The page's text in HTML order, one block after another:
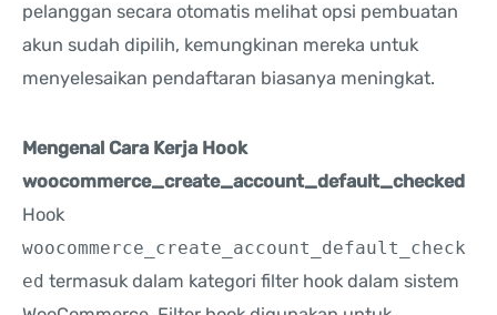
pelanggan secara otomatis melihat opsi pembuatan
akun sudah dipilih, kemungkinan mereka untuk
menyelesaikan pendaftaran biasanya meningkat.
Mengenal Cara Kerja Hook
woocommerce_create_account_default_checked
Hook
woocommerce_create_account_default_check
ed termasuk dalam kategori filter hook dalam sistem